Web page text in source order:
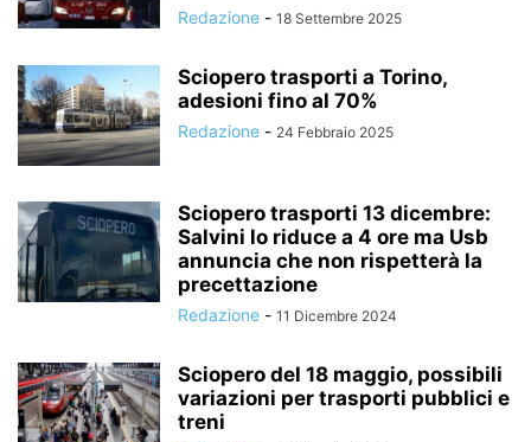
Redazione - 18 Settembre 2025
Sciopero trasporti a Torino,
adesioni fino al 70%
Redazione - 24 Febbraio 2025
Sciopero trasporti 13 dicembre:
Salvini lo riduce a 4 ore ma Usb
annuncia che non rispetterà la
precettazione
Redazione - 11 Dicembre 2024
Sciopero del 18 maggio, possibili
variazioni per trasporti pubblici e
treni